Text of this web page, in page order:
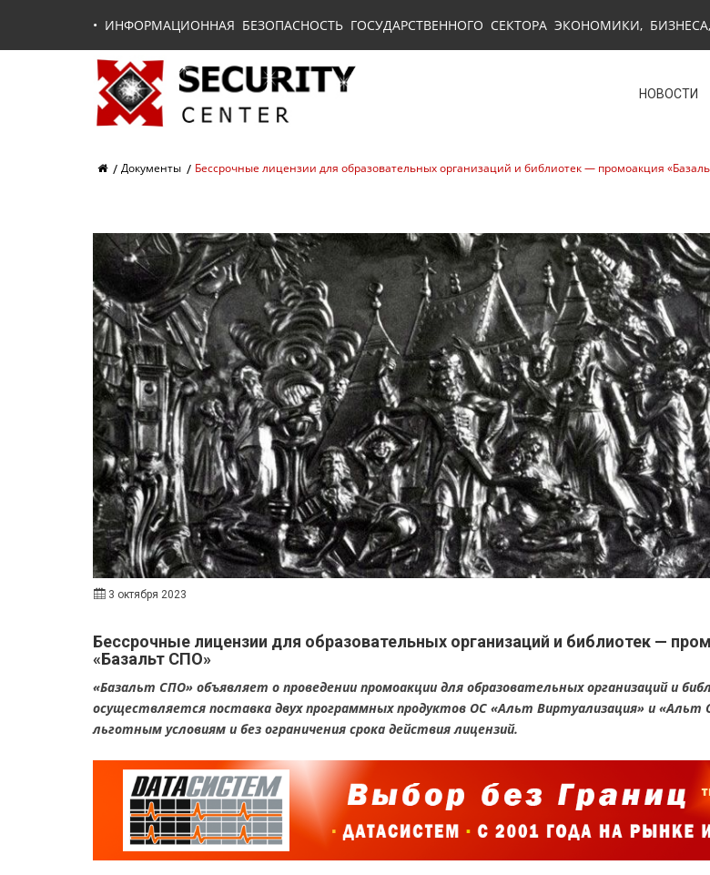
• ИНФОРМАЦИОННАЯ БЕЗОПАСНОСТЬ ГОСУДАРСТВЕННОГО СЕКТОРА ЭКОНОМИКИ,
НОВОСТИ
Документы Бессрочные лицензии для образовательных организаций и библиотек — промоакция
3 октября 2023
Бессрочные лицензии для образовательных организаций и библиотек —
«Базальт СПО»
«Базальт СПО» объявляет о проведении промоакции для образовательных организаций и
осуществляется поставка двух программных продуктов ОС «Альт Виртуализация» и «Альт
льготным условиям и без ограничения срока действия лицензий.